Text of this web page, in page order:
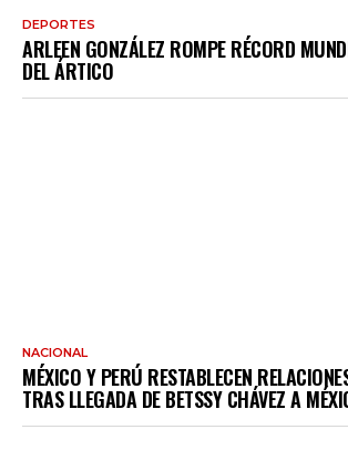
DEPORTES
ARLEEN GONZÁLEZ ROMPE RÉCORD
DEL ÁRTICO
NACIONAL
MÉXICO Y PERÚ RESTABLECEN
TRAS LLEGADA DE BETSSY CHÁVEZ A